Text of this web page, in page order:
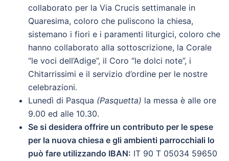
collaborato per la Via Crucis settimanale in
Quaresima, coloro che puliscono la chiesa,
sistemano i fiori e i paramenti liturgici, coloro che
hanno collaborato alla sottoscrizione, la Corale
“le voci dell’Adige”, il Coro “le dolci note”, i
Chitarrissimi e il servizio d’ordine per le nostre
celebrazioni.
Lunedì di Pasqua (Pasquetta) la messa è alle ore
9.00 ed alle 10.30.
Se si desidera offrire un contributo per le spese
per la nuova chiesa e gli ambienti parrocchiali lo
può fare utilizzando IBAN: IT 90 T 05034 59650